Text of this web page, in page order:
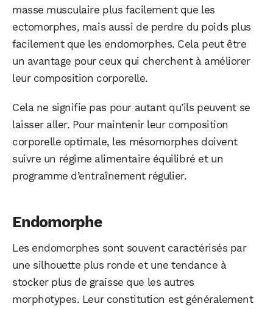
masse musculaire plus facilement que les
ectomorphes, mais aussi de perdre du poids plus
facilement que les endomorphes. Cela peut être
un avantage pour ceux qui cherchent à améliorer
leur composition corporelle.
Cela ne signifie pas pour autant qu’ils peuvent se
laisser aller. Pour maintenir leur composition
corporelle optimale, les mésomorphes doivent
suivre un régime alimentaire équilibré et un
programme d’entraînement régulier.
Endomorphe
Les endomorphes sont souvent caractérisés par
une silhouette plus ronde et une tendance à
stocker plus de graisse que les autres
morphotypes. Leur constitution est généralement